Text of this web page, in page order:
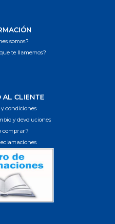
somos?
te llamemos?
AL CLIENTE
condiciones
y devoluciones
comprar?